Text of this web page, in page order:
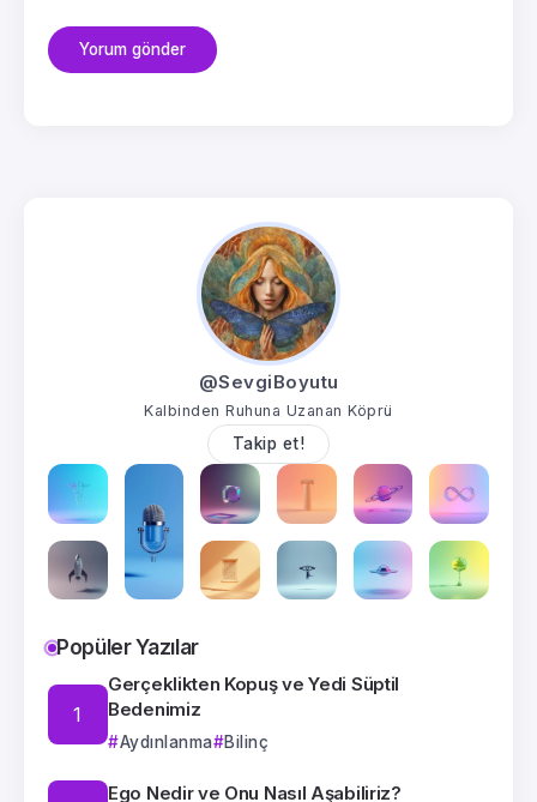
@SevgiBoyutu
Kalbinden Ruhuna Uzanan Köprü
Takip et!
Popüler Yazılar
Gerçeklikten Kopuş ve Yedi Süptil
Bedenimiz
Aydınlanma Bilinç
Ego Nedir ve Onu Nasıl Aşabiliriz?